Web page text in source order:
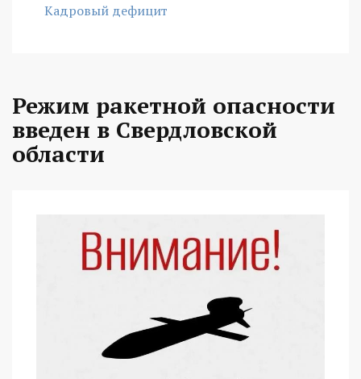
Кадровый дефицит
Режим ракетной опасности
введен в Свердловской
области